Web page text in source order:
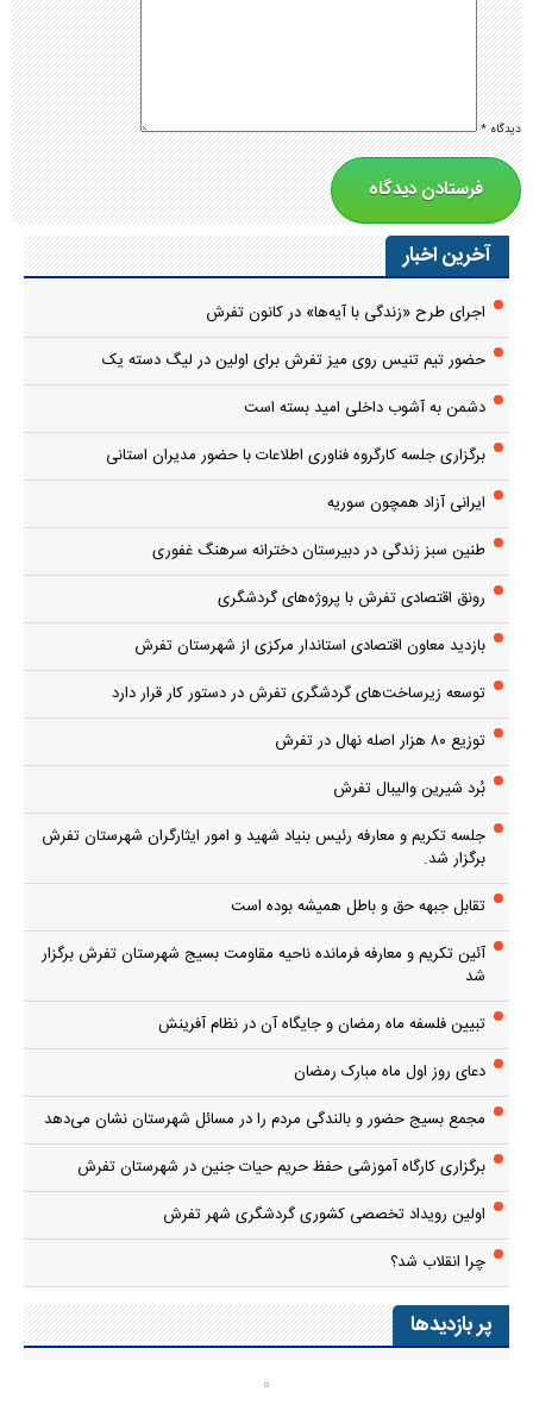
دیدگاه*
آخرین اخبار
اجرای طرح «زندگی با آیه‌ها» در کانون تفرش
حضور تیم تنیس روی میز تفرش برای اولین در لیگ دسته یک
دشمن به آشوب داخلی امید بسته است
برگزاری جلسه کارگروه فناوری اطلاعات با حضور مدیران استانی
ایرانی آزاد همچون سوریه
طنین سبز زندگی در دبیرستان دخترانه سرهنگ غفوری
رونق اقتصادی تفرش با پروژه‌های گردشگری
بازدید معاون اقتصادی استاندار مرکزی از شهرستان تفرش
توسعه زیرساخت‌های گردشگری تفرش در دستور کار قرار دارد
توزیع ۸۰ هزار اصله نهال در تفرش
بُرد شیرین والیبال تفرش
جلسه تکریم و معارفه رئیس بنیاد شهید و امور ایثارگران شهرستان تفرش
برگزار شد.
تقابل جبهه حق و باطل همیشه بوده است
آئین تکریم و معارفه فرمانده ناحیه مقاومت بسیج شهرستان تفرش برگزار
شد
تبیین فلسفه ماه رمضان و جایگاه آن در نظام آفرینش
دعای روز اول ماه مبارک رمضان
مجمع بسیج حضور و بالندگی مردم را در مسائل شهرستان نشان می‌دهد
برگزاری کارگاه آموزشی حفظ حریم حیات جنین در شهرستان تفرش
اولین رویداد تخصصی کشوری گردشگری شهر تفرش
چرا انقلاب شد؟
پر بازدیدها